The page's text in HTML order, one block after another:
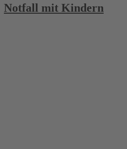
Notfall mit Kindern